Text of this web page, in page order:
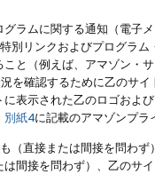
ラムに関する通知（電子
別リンクおよびプログラ
と（例えば、アマゾン・
を確認するために乙のサ
表示された乙のロゴおよ
別紙4に記載のアマゾンプ
（直接または間接を問わ
間接を問わず）、乙のサ